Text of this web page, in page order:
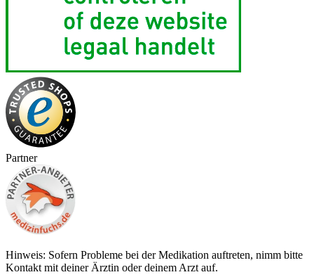
Partner
Hinweis: Sofern Probleme bei der Medikation auftreten, nimm bitte
Kontakt mit deiner Ärztin oder deinem Arzt auf.